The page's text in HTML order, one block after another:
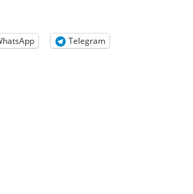
Telegram